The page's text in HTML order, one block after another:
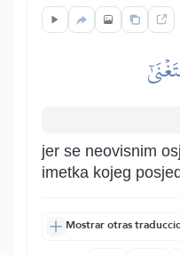
jer se neovisnim
imetka kojeg
Mostrar otras